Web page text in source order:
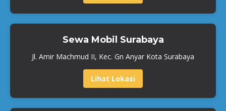
Sewa Mobil Surabaya
Jl. Amir Machmud II, Kec. Gn Anyar Kota Surabaya
Lihat Lokasi